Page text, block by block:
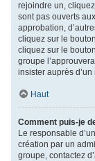
rejoindre un,
sont pas ouverts
approbation,
cliquez sur le
cliquez sur le
groupe
insister auprès
Haut
Comment puis-je
Le responsable
création par un
groupe, contactez